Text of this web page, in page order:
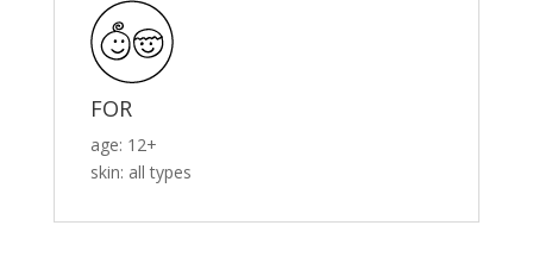
FOR
age: 12+
skin: all types